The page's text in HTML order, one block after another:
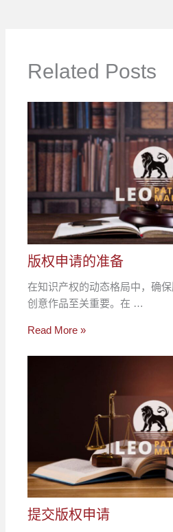
Related Posts
版权申请的准备
在知识产权的动态格局中，确
创意作品至关重要。在 …
Read More »
提交版权申请